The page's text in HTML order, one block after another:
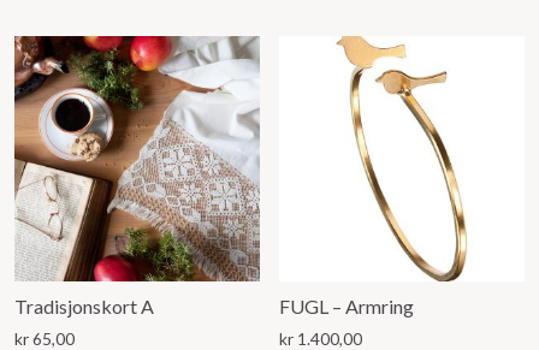
Tradisjonskort A
kr65,00
FUGL – Armring
kr 1.400,00